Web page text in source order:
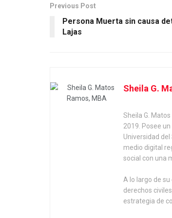
Previous Post
Persona Muerta sin causa
Lajas
Sheila G.
Sheila G.
2019. Posee
Universidad
medio digital
social con una
A lo largo de
derechos
estrategia de